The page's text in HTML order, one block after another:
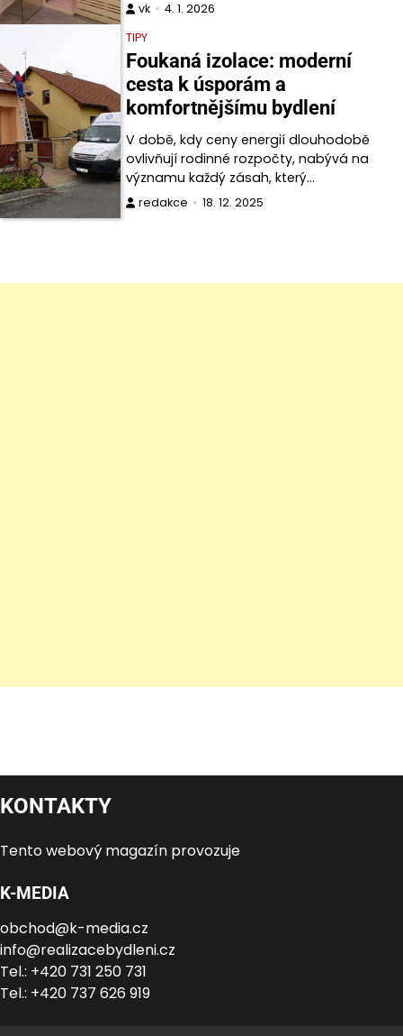
vk
4. 1. 2026
TIPY
Foukaná izolace: moderní
cesta k úsporám a
komfortnějšímu bydlení
V době, kdy ceny energií dlouhodobě
ovlivňují rodinné rozpočty, nabývá na
významu každý zásah, který…
redakce 18. 12. 2025
KONTAKTY
Tento webový magazín provozuje
K-MEDIA
obchod@k-media.cz
info@realizacebydleni.cz
Tel.: +420 731 250 731
Tel.: +420 737 626 919